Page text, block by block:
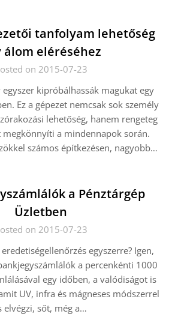
tanfolyam lehetőség
álom eléréséhez
on 2015-07-23
kipróbálhassák magukat egy
Ez a gépezet nemcsak sok személy
lehetőség, hanem rengeteg
a mindennapok során.
számos építkezésen, nagyobb…
a Pénztárgép
Üzletben
on 2015-07-23
egyszerre? Igen,
a percenkénti 1000
egy időben, a valódiságot is
UV, infra és mágneses módszerrel
elvégzi, sőt, még a…